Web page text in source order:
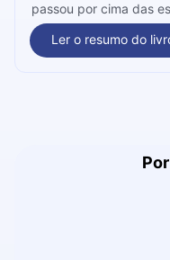
passou por cima das
(como ela mesma fala
autora nos ensina a
Ler o resumo do